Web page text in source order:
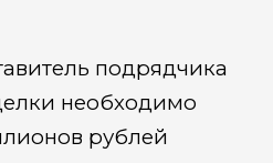
подрядчика
необходимо
рублей